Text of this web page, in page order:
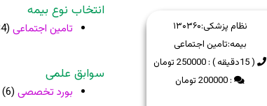
نظام پزشکی:۱۳۰۳۶۰
بیمه:تامین اجتماعی
( 15دقیقه ) : 250000 تومان
: 200000 تومان
انتخاب نوع بیمه
تامین اجتماعی (34)
سوابق علمی
بورد تخصصی (6)